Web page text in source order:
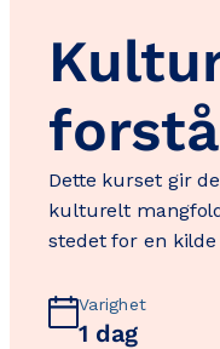
Dette kurset gir
kulturelt
stedet for en
Varighet
1 dag